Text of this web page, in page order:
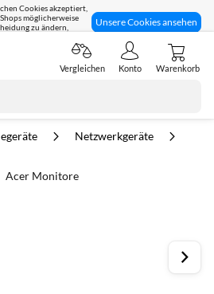
Cookies akzeptiert,
möglicherweise
zu ändern,
Unsere Cookies ansehen
8 Jahren für dich da!
Vergleichen Konto Warenkorb
Netzwerkgeräte